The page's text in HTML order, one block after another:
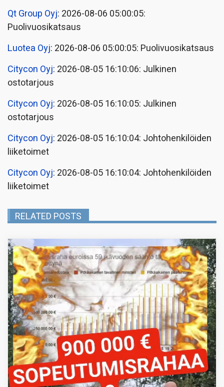
Qt Group Oyj: 2026-08-06 05:00:05:
Puolivuosikatsaus
Luotea Oyj: 2026-08-06 05:00:05: Puolivuosikatsaus
Citycon Oyj: 2026-08-05 16:10:06: Julkinen
ostotarjous
Citycon Oyj: 2026-08-05 16:10:05: Julkinen
ostotarjous
Citycon Oyj: 2026-08-05 16:10:04: Johtohenkilöiden
liiketoimet
Citycon Oyj: 2026-08-05 16:10:04: Johtohenkilöiden
liiketoimet
RELATED POSTS